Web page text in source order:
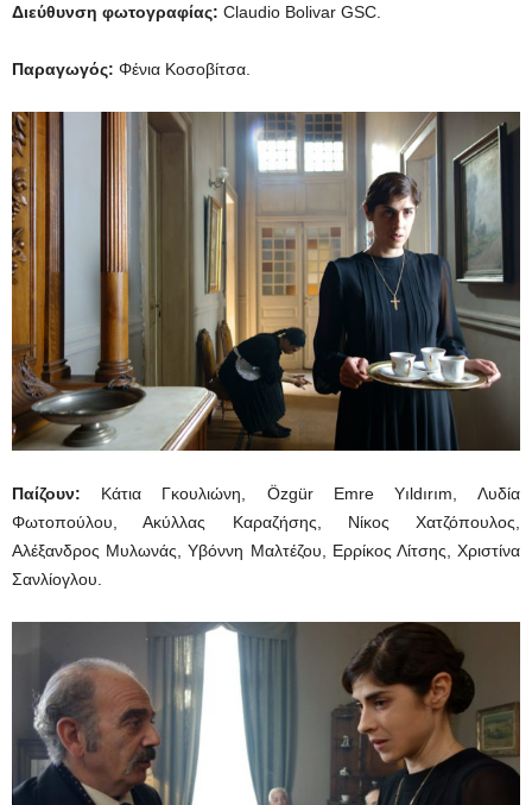
Διεύθυνση φωτογραφίας: Claudio Bolivar GSC.
Παραγωγός: Φένια Κοσοβίτσα.
Παίζουν: Κάτια Γκουλιώνη, Özgür Emre Yıldırım, Λυδία
Φωτοπούλου, Ακύλλας Καραζήσης, Νίκος Χατζόπουλος,
Αλέξανδρος Μυλωνάς, Υβόννη Μαλτέζου, Ερρίκος Λίτσης, Χριστίνα
Σανλίογλου.